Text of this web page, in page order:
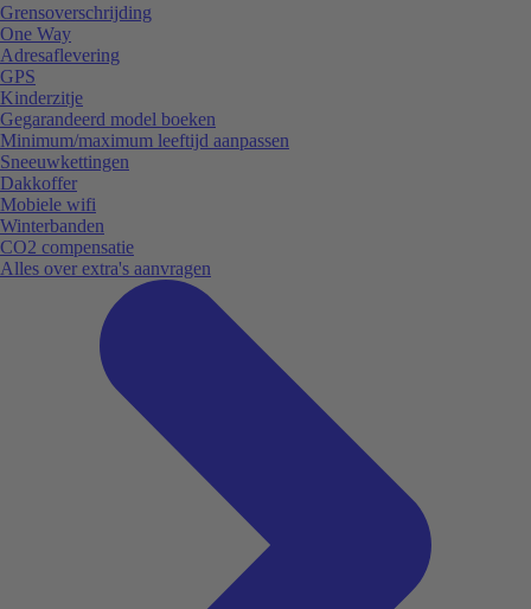
Grensoverschrijding
One Way
Adresaflevering
GPS
Kinderzitje
Gegarandeerd model boeken
Minimum/maximum leeftijd aanpassen
Sneeuwkettingen
Dakkoffer
Mobiele wifi
Winterbanden
CO2 compensatie
Alles over extra's aanvragen